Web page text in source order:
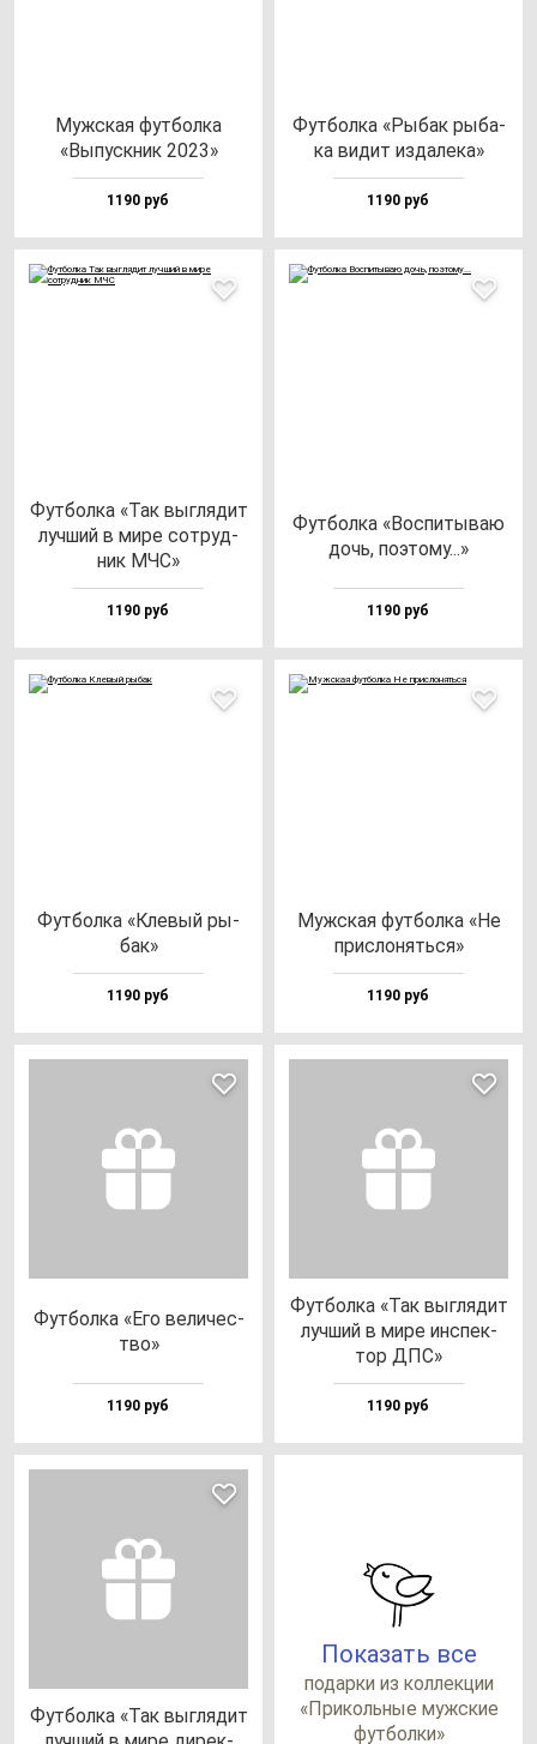
Муж­ская фут­бол­ка
«Выпус­кник 2023»
1190 руб
Фут­бол­ка «Рыбак ры­ба­
ка ви­дит из­да­ле­ка»
1190 руб
Фут­бол­ка «Так выг­ля­дит
луч­ший в ми­ре сот­руд­
ник МЧС»
1190 руб
Фут­бол­ка «Вос­пи­ты­ваю
дочь, по­это­му...»
1190 руб
Фут­бол­ка «Кле­вый ры­
бак»
1190 руб
Муж­ская фут­бол­ка «Не
прис­ло­нять­ся»
1190 руб
Фут­бол­ка «Его ве­ли­чес­
тво»
1190 руб
Фут­бол­ка «Так выг­ля­дит
луч­ший в ми­ре ин­спек­
тор ДПС»
1190 руб
Фут­бол­ка «Так выг­ля­дит
Показать все
по­дар­ки из кол­лек­ции
«При­коль­ные муж­ские
фут­бол­ки»